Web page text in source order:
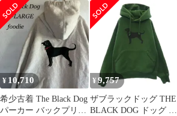
イズ ットン 半袖
¥ 10,710
希少古着 The Black Dog
パーカー バックプリン
¥9,757
ザブラックドッグ THE
BLACK DOG ドッグ プ